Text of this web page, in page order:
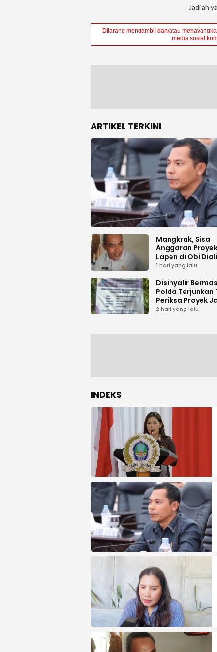
Jadilah
Dilarang mengambil dan/atau
media sosial
ARTIKEL TERKINI
Mangkrak, Sisa
Anggaran
Lapen di Obi
1 hari yang lalu
Disinyalir
Polda Terjunkan
Periksa Proyek
Tani di Galala
2 hari yang lalu
INDEKS